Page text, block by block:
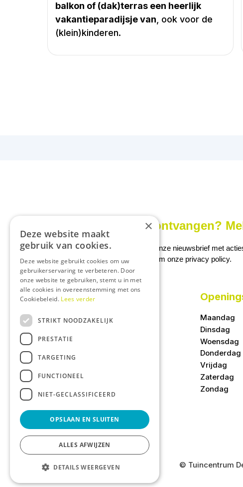
balkon of (dak)terras een heerlijk
vakantieparadijsje van, ook voor de
(klein)kinderen.
Onze nieuwsbrief ontvangen?
Ontvang ongeveer 1x per week onze nieuwsbrief met
We slaan uw gegevens op conform onze privacy policy.
Maandag
Dinsdag
Woensdag
Donderdag
Vrijdag
Zaterdag
Zondag
© Tuincentrum
×
Deze website maakt
gebruik van cookies.
Deze website gebruikt cookies om uw
gebruikerservaring te verbeteren. Door
onze website te gebruiken, stemt u in met
alle cookies in overeenstemming met ons
Cookiebeleid. Lees verder
STRIKT NOODZAKELIJK
PRESTATIE
TARGETING
FUNCTIONEEL
NIET-GECLASSIFICEERD
OPSLAAN EN SLUITEN
ALLES AFWIJZEN
DETAILS WEERGEVEN